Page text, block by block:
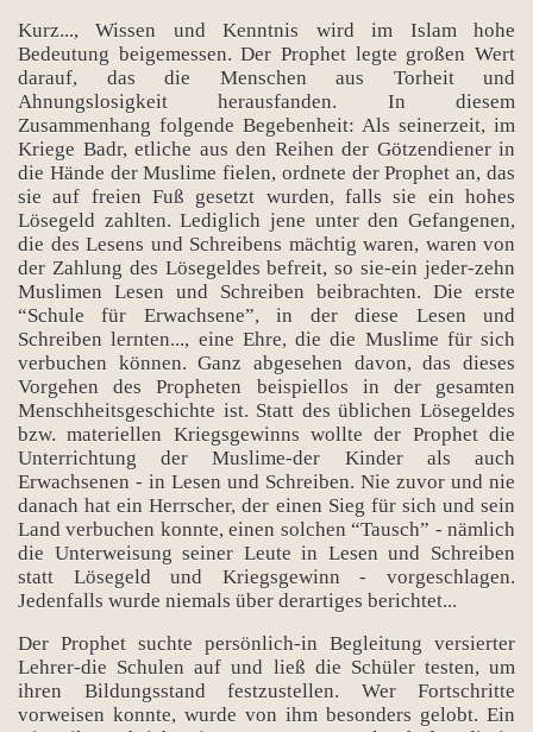
Kurz..., Wissen und Kenntnis wird im Islam hohe
Bedeutung beigemessen. Der Prophet legte großen Wert
darauf, das die Menschen aus Torheit und
Ahnungslosigkeit herausfanden. In diesem
Zusammenhang folgende Begebenheit: Als seinerzeit, im
Kriege Badr, etliche aus den Reihen der Götzendiener in
die Hände der Muslime fielen, ordnete der Prophet an, das
sie auf freien Fuß gesetzt wurden, falls sie ein hohes
Lösegeld zahlten. Lediglich jene unter den Gefangenen,
die des Lesens und Schreibens mächtig waren, waren von
der Zahlung des Lösegeldes befreit, so sie-ein jeder-zehn
Muslimen Lesen und Schreiben beibrachten. Die erste
“Schule für Erwachsene”, in der diese Lesen und
Schreiben lernten..., eine Ehre, die die Muslime für sich
verbuchen können. Ganz abgesehen davon, das dieses
Vorgehen des Propheten beispiellos in der gesamten
Menschheitsgeschichte ist. Statt des üblichen Lösegeldes
bzw. materiellen Kriegsgewinns wollte der Prophet die
Unterrichtung der Muslime-der Kinder als auch
Erwachsenen - in Lesen und Schreiben. Nie zuvor und nie
danach hat ein Herrscher, der einen Sieg für sich und sein
Land verbuchen konnte, einen solchen “Tausch” - nämlich
die Unterweisung seiner Leute in Lesen und Schreiben
statt Lösegeld und Kriegsgewinn - vorgeschlagen.
Jedenfalls wurde niemals über derartiges berichtet...
Der Prophet suchte persönlich-in Begleitung versierter
Lehrer-die Schulen auf und ließ die Schüler testen, um
ihren Bildungsstand festzustellen. Wer Fortschritte
vorweisen konnte, wurde von ihm besonders gelobt. Ein